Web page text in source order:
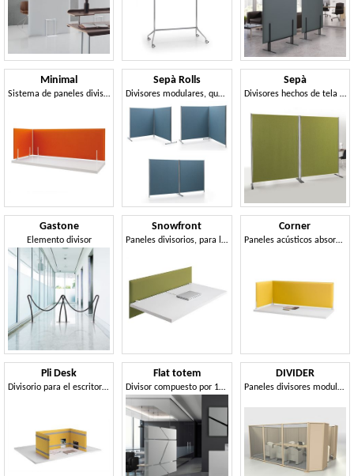
Minimal
Sistema de paneles divisorios de escritorio.
Sepà Rolls
Divisores modulares, que absorben el sonido.
Sepà
Divisores hechos de tela que absorbe el sonido
Gastone
Elemento divisor
Snowfront
Paneles divisorios, para la optimización del confort acústico
Corner
Paneles acústicos absorbentes para mesas
Pli Desk
Divisorio para el escritorio, para un mejor confort acústico
Flat totem
Divisor compuesto por 12 paneles absorbentes de sonido.
DIVIDER
Paneles divisores modulares